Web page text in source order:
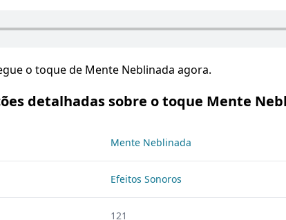
o toque de Mente Neblinada agora.
detalhadas sobre o toque Mente
Mente Neblinada
Efeitos Sonoros
121